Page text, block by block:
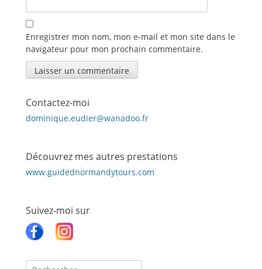
Enregistrer mon nom, mon e-mail et mon site dans le
navigateur pour mon prochain commentaire.
Contactez-moi
dominique.eudier@wanadoo.fr
Découvrez mes autres prestations
www.guidednormandytours.com
Suivez-moi sur
Recherche